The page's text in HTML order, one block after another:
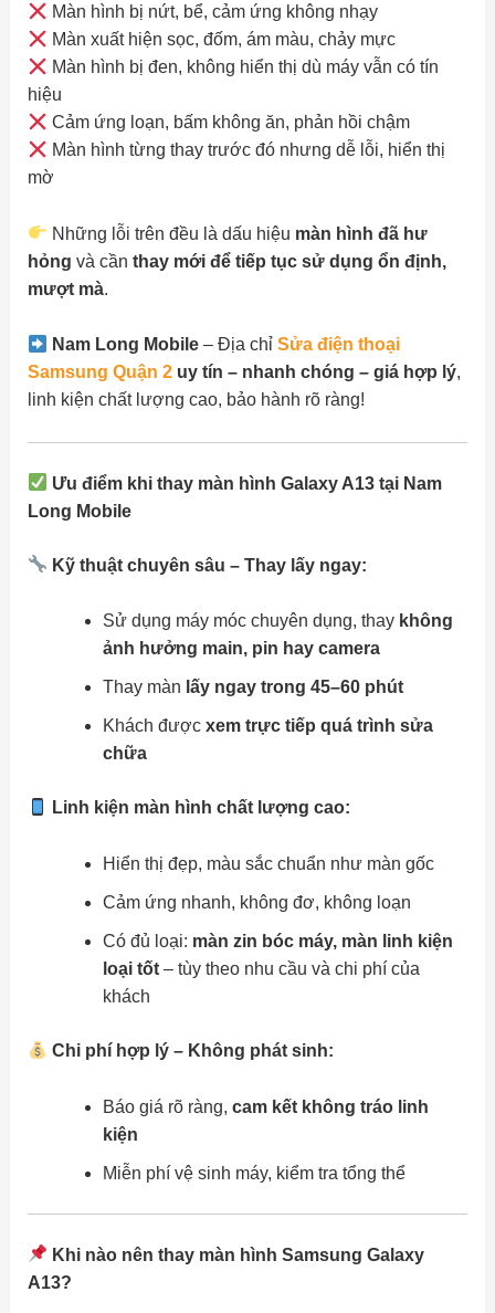
Màn hình bị nứt, bể, cảm ứng không nhạy
Màn xuất hiện sọc, đốm, ám màu, chảy mực
Màn hình bị đen, không hiển thị dù máy vẫn có tín
hiệu
Cảm ứng loạn, bấm không ăn, phản hồi chậm
Màn hình từng thay trước đó nhưng dễ lỗi, hiển thị
mờ
Những lỗi trên đều là dấu hiệu màn hình đã hư
hỏng và cần thay mới để tiếp tục sử dụng ổn định,
mượt mà.
Nam Long Mobile– Địa chỉ Sửa điện thoại
Samsung Quận 2uy tín – nhanh chóng – giá hợp lý,
linh kiện chất lượng cao, bảo hành rõ ràng!
Ưu điểm khi thay màn hình Galaxy A13 tại Nam
Long Mobile
Kỹ thuật chuyên sâu – Thay lấy ngay:
Sử dụng máy móc chuyên dụng, thay không
ảnh hưởng main, pin hay camera
Thay màn lấy ngay trong 45–60 phút
Khách được xem trực tiếp quá trình sửa
chữa
Linh kiện màn hình chất lượng cao:
Hiển thị đẹp, màu sắc chuẩn như màn gốc
Cảm ứng nhanh, không đơ, không loạn
Có đủ loại: màn zin bóc máy, màn linh kiện
loại tốt– tùy theo nhu cầu và chi phí của
khách
Chi phí hợp lý – Không phát sinh:
Báo giá rõ ràng, cam kết không tráo linh
kiện
Miễn phí vệ sinh máy, kiểm tra tổng thể
Khi nào nên thay màn hình Samsung Galaxy
A13?